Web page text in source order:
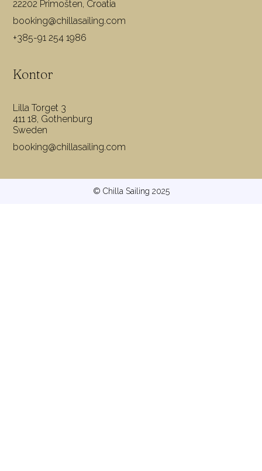
22202 Primošten, Croatia
booking@chillasailing.com
+385-91 254 1986
Kontor
Lilla Torget 3
411 18, Gothenburg
Sweden
booking@chillasailing.com
© Chilla Sailing 2025